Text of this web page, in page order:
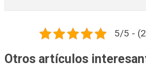
5/5 -
Otros artículos